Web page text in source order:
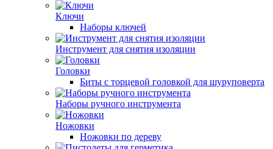
Ключи
Наборы ключей
Инструмент для снятия изоляции
Головки
Биты с торцевой головкой для шуруповерта
Наборы ручного инструмента
Ножовки
Ножовки по дереву